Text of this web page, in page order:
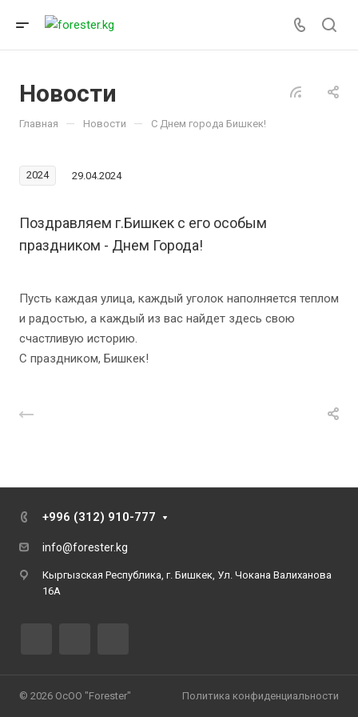
Новости
Главная — Новости — С Днем города Бишкек!
2024 29.04.2024
Поздравляем г.Бишкек с его особым
праздником - Днем Города!
Пусть каждая улица, каждый уголок наполняется теплом
и радостью, а каждый из вас найдет здесь свою
счастливую историю.
С праздником, Бишкек!
+996 (312) 910-777
info@forester.kg
Кыргызская Республика, г. Бишкек, Ул. Чокана Валиханова
16А
© 2026 ОсОО "Forester" Политика конфиденциальности